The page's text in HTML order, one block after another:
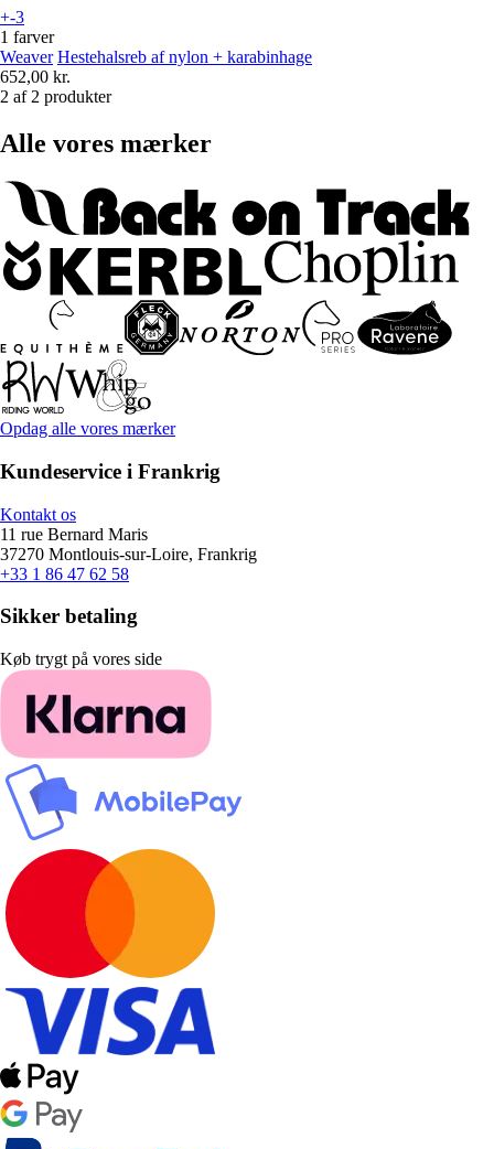
+-3
1 farver
Weaver Hestehalsreb af nylon + karabinhage
652,00 kr.
2 af 2 produkter
Alle vores mærker
Opdag alle vores mærker
Kundeservice i Frankrig
Kontakt os
11 rue Bernard Maris
37270 Montlouis-sur-Loire, Frankrig
+33 1 86 47 62 58
Sikker betaling
Køb trygt på vores side